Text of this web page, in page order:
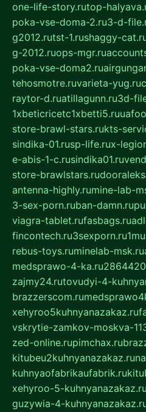
one-life-story.rutop-
poka-vse-doma-2.ru3-d-
g2012.rutst-1.rushaggy-
g-2012.ruops-mgr.ru
poka-vse-doma2.ru
tehosmotre.ruvarieta-yug.ru
raytor-d.ruatillagunn.ru3d-
1xbeticricetc1xbetti5.ru
store-brawl-stars.rukts-
sindika-01.rusp-life.rux-
e-abis-1-c.rusindika01.ru
store-brawlstars.ru
antenna-highly.rumine-lab-
3-sex-porn.ruban-damn.ru
viagra-tablet.rufasbags.ru
fincontech.ru3sexporn.ru
rebus-toys.ruminelab-msk.ru
medsprawo-4-ka.ru
zajmy24.rutovudyi-4-
brazzerscom.ru
xehyroo5kuhnyanazakaz.ru
vskrytie-zamkov-moskva-
zed-online.rupimchax.ru
kitubeu2kuhnyanazakaz.ru
kuhnyaofabrikaufabrik.ru
xehyroo-5-kuhnyanazakaz.ru
guzywia-4-